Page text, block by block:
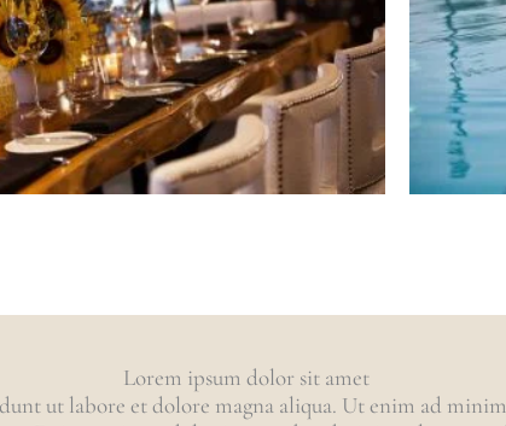
Lorem ipsum dolor sit amet
ut labore et dolore magna aliqua. Ut enim ad